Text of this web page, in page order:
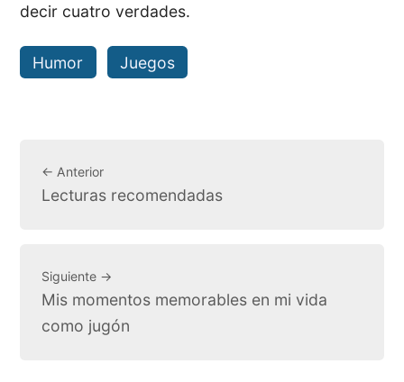
decir cuatro verdades.
Humor Juegos
← Anterior
Lecturas recomendadas
Siguiente →
Mis momentos memorables en mi vida
como jugón